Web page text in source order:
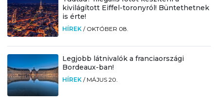
kivilágított Eiffel-toronyról! Büntethetnek
is érte!
HÍREK / OKTÓBER 08.
Legjobb látnivalók a franciaországi
Bordeaux-ban!
HÍREK / MÁJUS 20.